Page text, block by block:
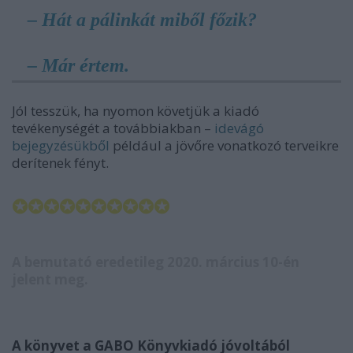
– Hát a pálinkát miből főzik?
– Már értem.
Jól tesszük, ha nyomon követjük a kiadó
tevékenységét a továbbiakban – idevágó
bejegyzésükből például a jövőre vonatkozó terveikre
derítenek fényt.
✪✪✪✪✪✪✪✪✪✪
A könyvet a GABO Könyvkiadó jóvoltából